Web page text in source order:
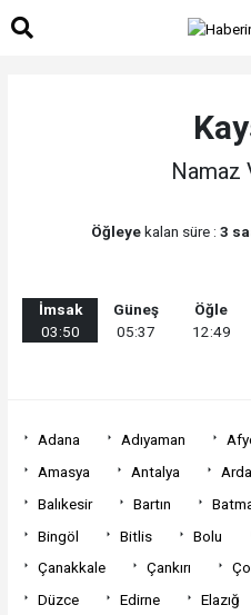
Namaz
Öğleyekalan süre : 3
İmsak
03:50
Güneş
05:37
Öğle
12:49
Adana Adıyaman
Amasya
Antalya
Balıkesir
Bartın
Bingöl
Bitlis Bolu
Çanakkale
Çankırı
Düzce
Edirne Elazığ